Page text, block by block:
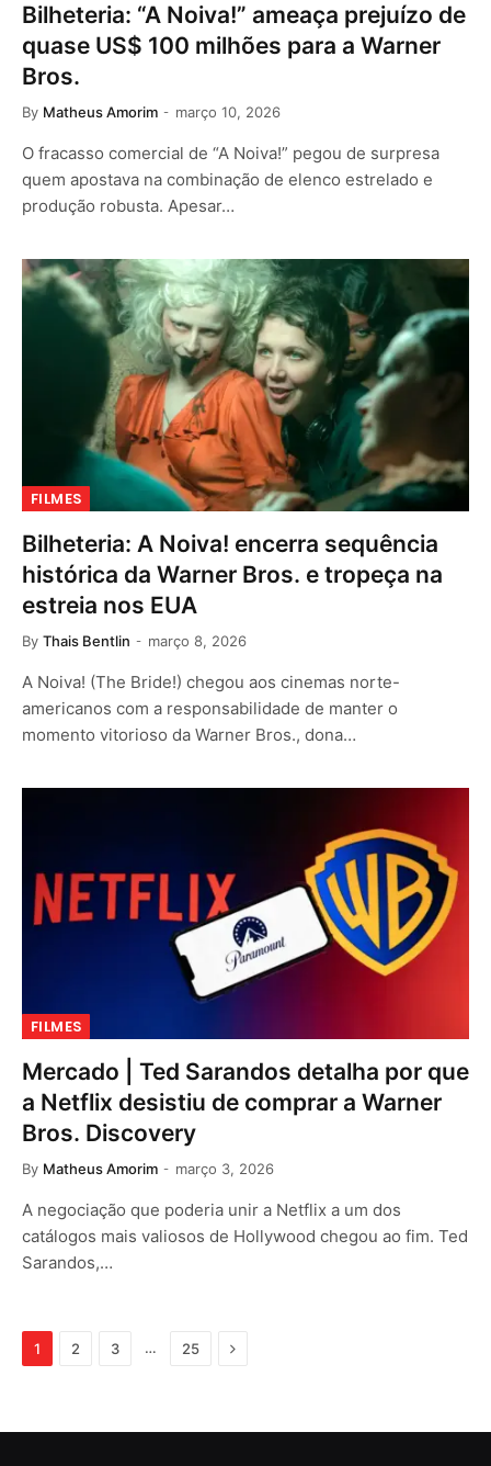
Bilheteria: “A Noiva!” ameaça prejuízo de
quase US$ 100 milhões para a Warner
Bros.
By Matheus Amorim março 10, 2026
O fracasso comercial de “A Noiva!” pegou de surpresa
quem apostava na combinação de elenco estrelado e
produção robusta. Apesar…
FILMES
Bilheteria: A Noiva! encerra sequência
histórica da Warner Bros. e tropeça na
estreia nos EUA
By Thais Bentlin março 8, 2026
A Noiva! (The Bride!) chegou aos cinemas norte-
americanos com a responsabilidade de manter o
momento vitorioso da Warner Bros., dona…
FILMES
Mercado | Ted Sarandos detalha por que
a Netflix desistiu de comprar a Warner
Bros. Discovery
By Matheus Amorim março 3, 2026
A negociação que poderia unir a Netflix a um dos
catálogos mais valiosos de Hollywood chegou ao fim. Ted
Sarandos,…
1 2 3 … 25 Next